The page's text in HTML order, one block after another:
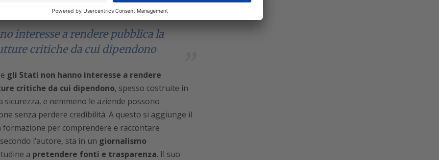
interesse a rendere pubblica la
critiche da cui dipendono
gli Stati non hanno interesse a rendere
critiche da cui dipendono, spesso costruite in
e nemmeno le aziende possono
senza perdere credibilità. A questo si aggiunge il
per comprendere e raccontare
l’autore, sta in un giornalismo
a pretendere fonti e trasparenza. Il suo